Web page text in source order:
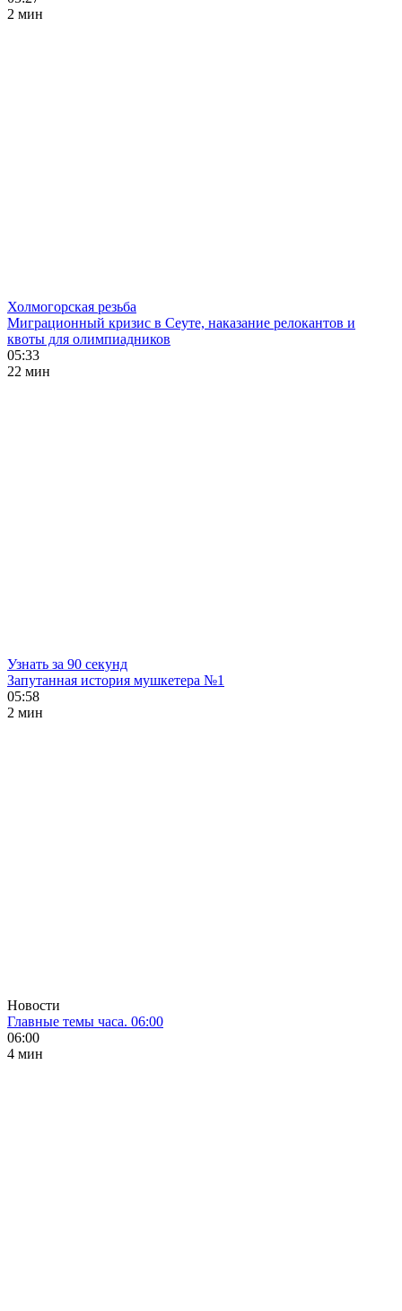
2 мин
Холмогорская резьба
Миграционный кризис в Сеуте, наказание релокантов и
квоты для олимпиадников
05:33
22 мин
Узнать за 90 секунд
Запутанная история мушкетера №1
05:58
2 мин
Новости
Главные темы часа. 06:00
06:00
4 мин